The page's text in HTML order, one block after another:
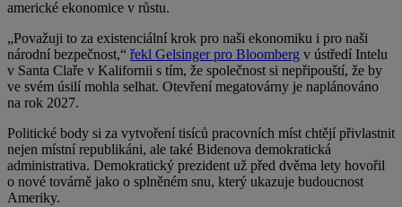
americké ekonomice v růstu.
„Považuji to za existenciální krok pro naši ekonomiku i pro naši
národní bezpečnost,“ řekl Gelsinger pro Bloomberg v ústředí Intelu
v Santa Claře v Kalifornii s tím, že společnost si nepřipouští, že by
ve svém úsilí mohla selhat. Otevření megatovárny je naplánováno
na rok 2027.
Politické body si za vytvoření tisíců pracovních míst chtějí přivlastnit
nejen místní republikáni, ale také Bidenova demokratická
administrativa. Demokratický prezident už před dvěma lety hovořil
o nové továrně jako o splněném snu, který ukazuje budoucnost
Ameriky.